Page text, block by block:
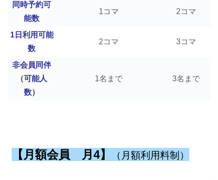
同時予約可
能数
1コマ 2コマ
1日利用可能
数
2コマ 3コマ
非会員同伴
（可能人
数）
1名まで 3名まで
【月額会員 月4】 （月額利用料制）